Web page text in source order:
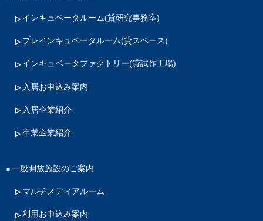
インキュベータルーム(貸研究事務室)
プレインキュベータルーム(貸スペース)
インキュベータファクトリー(貸試作工場)
入居お申込み案内
入居企業紹介
卒業企業紹介
一般開放施設のご案内
マルチメディアルーム
利用お申込み案内